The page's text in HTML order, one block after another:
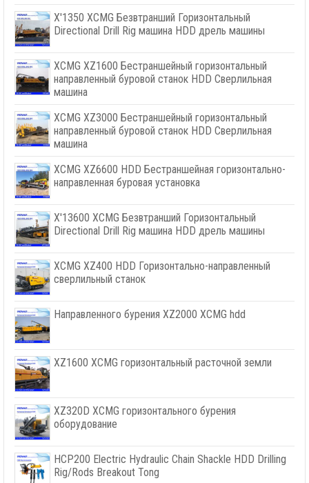
X'1350 XCMG Безвтранший Горизонтальный
Directional Drill Rig машина HDD дрель машины
XCMG XZ1600 Бестраншейный горизонтальный
направленный буровой станок HDD Сверлильная
машина
XCMG XZ3000 Бестраншейный горизонтальный
направленный буровой станок HDD Сверлильная
машина
XCMG XZ6600 HDD Бестраншейная горизонтально-
направленная буровая установка
X'13600 XCMG Безвтранший Горизонтальный
Directional Drill Rig машина HDD дрель машины
XCMG XZ400 HDD Горизонтально-направленный
сверлильный станок
Направленного бурения XZ2000 XCMG hdd
XZ1600 XCMG горизонтальный расточной земли
XZ320D XCMG горизонтального бурения
оборудование
HCP200 Electric Hydraulic Chain Shackle HDD Drilling
Rig/Rods Breakout Tong